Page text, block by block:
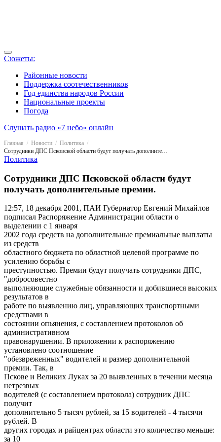
Сюжеты:
Районные новости
Поддержка соотечественников
Год единства народов России
Национальные проекты
Погода
Слушать радио «7 небо» онлайн
Главная Новости
Политика
Сотрудники ДПС Псковской области будут получать дополнительные премии.
Политика
Сотрудники ДПС Псковской области будут
получать дополнительные премии.
12:57, 18 декабря 2001, ПАИ Губернатор Евгений Михайлов
подписал Распоряжение Администрации области о
выделении с 1 января
2002 года средств на дополнительные премиальные выплаты
из средств
областного бюджета по областной целевой программе по
усилению борьбы с
преступностью. Премии будут получать сотрудники ДПС,
"добросовестно
выполняющие служебные обязанности и добившиеся высоких
результатов в
работе по выявлению лиц, управляющих транспортными
средствами в
состоянии опьянения, с составлением протоколов об
административном
правонарушении. В приложении к распоряжению
установлено соотношение
"обезвреженных" водителей и размер дополнительной
премии. Так, в
Пскове и Великих Луках за 20 выявленных в течении месяца
нетрезвых
водителей (с составлением протокола) сотрудник ДПС
получит
дополнительно 5 тысяч рублей, за 15 водителей - 4 тысячи
рублей. В
других городах и райцентрах области это количество меньше:
за 10